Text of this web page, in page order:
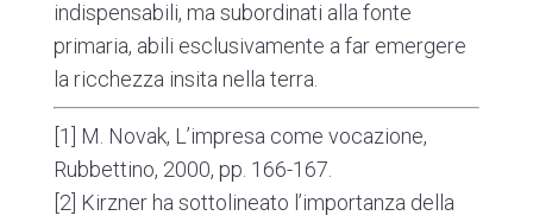
indispensabili, ma subordinati alla fonte
primaria, abili esclusivamente a far emergere
la ricchezza insita nella terra.
[1] M. Novak, L’impresa come vocazione,
Rubbettino, 2000, pp. 166-167.
[2] Kirzner ha sottolineato l’importanza della